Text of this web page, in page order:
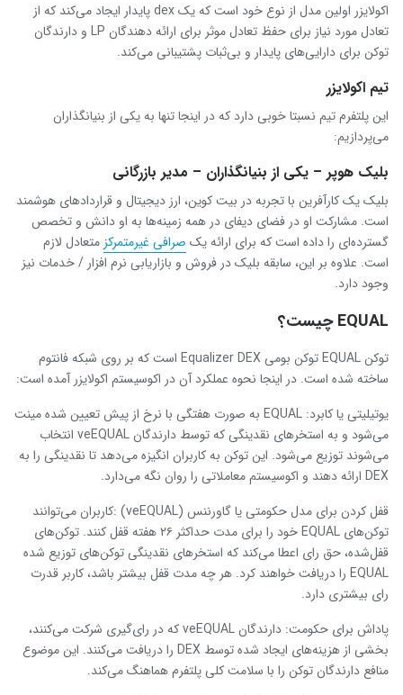
اکولایزر اولین مدل از نوع خود است که یک dex پایدار ایجاد می‌کند که از
تعادل مورد نیاز برای حفظ تعادل موثر برای ارائه دهندگان LP و دارندگان
توکن برای دارایی‌های پایدار و بی‌ثبات پشتیبانی می‌کند.
تیم اکولایزر
این پلتفرم تیم نسبتا خوبی دارد که در اینجا تنها به یکی از بنیانگذاران
می‌پردازیم:
بلیک هوپر – یکی از بنیانگذاران – مدیر بازرگانی
بلیک یک کارآفرین با تجربه در بیت کوین، ارز دیجیتال و قراردادهای هوشمند
است. مشارکت او در فضای دیفای در همه زمینه‌ها به او دانش و تخصص
گسترده‌ای را داده است که برای ارائه یک صرافی غیرمتمرکز متعادل لازم
است. علاوه بر این، سابقه بلیک در فروش و بازاریابی نرم افزار / خدمات نیز
وجود دارد.
EQUAL چیست؟
توکن EQUAL توکن بومی Equalizer DEX است که بر روی شبکه فانتوم
ساخته شده است. در اینجا نحوه عملکرد آن در اکوسیستم اکولایزر آمده است:
یوتیلیتی یا کابرد: EQUAL به صورت هفتگی با نرخ از پیش تعیین شده مینت
می‌شود و به استخرهای نقدینگی که توسط دارندگان veEQUAL انتخاب
می‌شوند توزیع می‌شود. این توکن به کاربران انگیزه می‌دهد تا نقدینگی را به
DEX ارائه دهند و اکوسیستم معاملاتی را روان نگه می‌دارد.
قفل کردن برای مدل حکومتی یا گاورننس (veEQUAL) :کاربران می‌توانند
توکن‌های EQUAL خود را برای مدت حداکثر ۲۶ هفته قفل کنند. توکن‌های
قفل‌شده، حق رای اعطا می‌کند که استخرهای نقدینگی توکن‌های توزیع شده
EQUAL را دریافت خواهند کرد. هر چه مدت قفل بیشتر باشد، کاربر قدرت
رای بیشتری دارد.
پاداش برای حکومت: دارندگان veEQUAL که در رای‌گیری شرکت می‌کنند،
بخشی از هزینه‌های ایجاد شده توسط DEX را دریافت می‌کنند. این موضوع
منافع دارندگان توکن را با سلامت کلی پلتفرم هماهنگ می‌کند.